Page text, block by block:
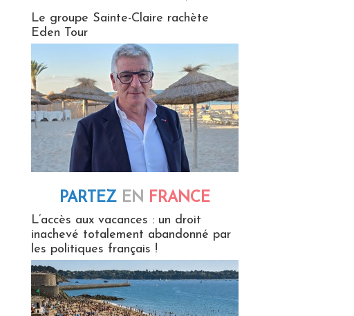
Le groupe Sainte-Claire rachète
Eden Tour
PARTEZ EN FRANCE
L’accès aux vacances : un droit
inachevé totalement abandonné par
les politiques français !